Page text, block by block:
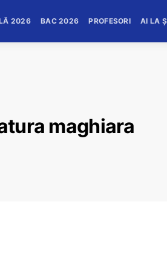
2026 BAC 2026 PROFESORI AI LA
maghiara